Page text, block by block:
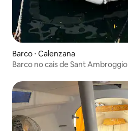
Barco ⋅ Calenzana
Barco no cais de Sant Ambroggio